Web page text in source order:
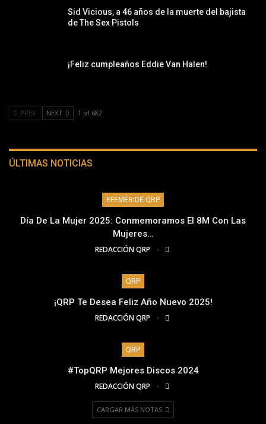
Sid Vicious, a 46 años de la muerte del bajista
de The Sex Pistols
¡Feliz cumpleaños Eddie Van Halen!
PREV NEXT 1 of 682
ÚLTIMAS NOTICIAS
EFEMÉRIDE QRP
Día De La Mujer 2025: Conmemoramos El 8M Con Las
Mujeres…
REDACCIÓN QRP
QRP
¡QRP Te Desea Feliz Año Nuevo 2025!
REDACCIÓN QRP
QRP
#TopQRP Mejores Discos 2024
REDACCIÓN QRP
CARGAR MÁS NOTAS